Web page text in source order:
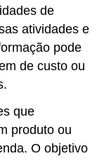
de
atividades e
pode
de custo ou
que
produto ou
O objetivo